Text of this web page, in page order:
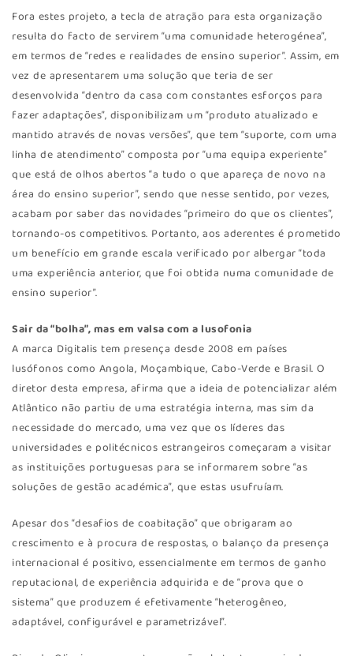
Fora estes projeto, a tecla de atração para esta organização
resulta do facto de servirem “uma comunidade heterogénea”,
em termos de “redes e realidades de ensino superior”. Assim, em
vez de apresentarem uma solução que teria de ser
desenvolvida “dentro da casa com constantes esforços para
fazer adaptações”, disponibilizam um “produto atualizado e
mantido através de novas versões”, que tem “suporte, com uma
linha de atendimento” composta por “uma equipa experiente”
que está de olhos abertos “a tudo o que apareça de novo na
área do ensino superior”, sendo que nesse sentido, por vezes,
acabam por saber das novidades “primeiro do que os clientes”,
tornando-os competitivos. Portanto, aos aderentes é prometido
um benefício em grande escala verificado por albergar “toda
uma experiência anterior, que foi obtida numa comunidade de
ensino superior”.
Sair da “bolha”, mas em valsa com a lusofonia
A marca Digitalis tem presença desde 2008 em países
lusófonos como Angola, Moçambique, Cabo-Verde e Brasil. O
diretor desta empresa, afirma que a ideia de potencializar além
Atlântico não partiu de uma estratégia interna, mas sim da
necessidade do mercado, uma vez que os líderes das
universidades e politécnicos estrangeiros começaram a visitar
as instituições portuguesas para se informarem sobre “as
soluções de gestão académica”, que estas usufruíam.
Apesar dos “desafios de coabitação” que obrigaram ao
crescimento e à procura de respostas, o balanço da presença
internacional é positivo, essencialmente em termos de ganho
reputacional, de experiência adquirida e de “prova que o
sistema” que produzem é efetivamente “heterogêneo,
adaptável, configurável e parametrizável”.